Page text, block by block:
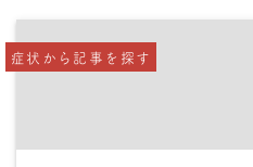
症状から記事を探す